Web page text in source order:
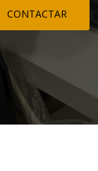
CONTACTAR